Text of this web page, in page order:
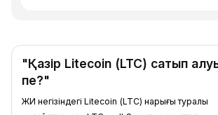
"Қазір Litecoin (LTC) сатып
пе?"
ЖИ негізіндегі Litecoin (LTC) нарығы туралы